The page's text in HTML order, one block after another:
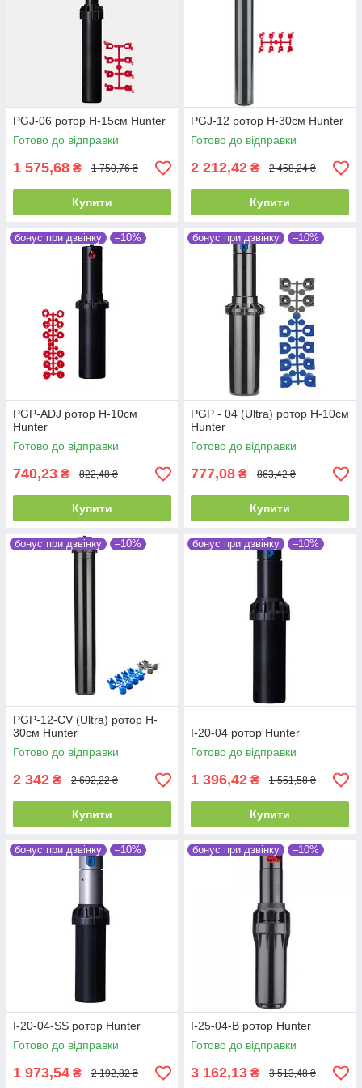
PGJ-06 ротор H-15см Hunter
Готово до відправки
1 575,68 ₴ 1 750,76 ₴
Купити
PGJ-12 ротор H-30см Hunter
Готово до відправки
2 212,42 ₴ 2 458,24 ₴
Купити
бонус при дзвінку –10%
PGP-ADJ ротор H-10см
Hunter
Готово до відправки
740,23 ₴ 822,48 ₴
Купити
бонус при дзвінку –10%
PGP - 04 (Ultra) ротор H-10см
Hunter
Готово до відправки
777,08 ₴ 863,42 ₴
Купити
бонус при дзвінку –10%
PGP-12-CV (Ultra) ротор H-
30см Hunter
Готово до відправки
2 342 ₴ 2 602,22 ₴
Купити
бонус при дзвінку –10%
I-20-04 ротор Hunter
Готово до відправки
1 396,42 ₴ 1 551,58 ₴
Купити
бонус при дзвінку –10%
I-20-04-SS ротор Hunter
Готово до відправки
1 973,54 ₴ 2 192,82 ₴
бонус при дзвінку –10%
I-25-04-B ротор Hunter
Готово до відправки
3 162,13 ₴ 3 513,48 ₴